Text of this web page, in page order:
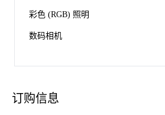
彩色 (RGB) 照明
数码相机
订购信息